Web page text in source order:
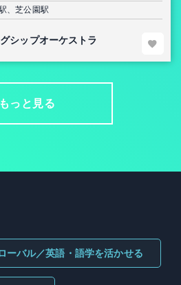
、芝公園駅
シップオーケストラ
もっと見る
ーバル／英語・語学を活かせる